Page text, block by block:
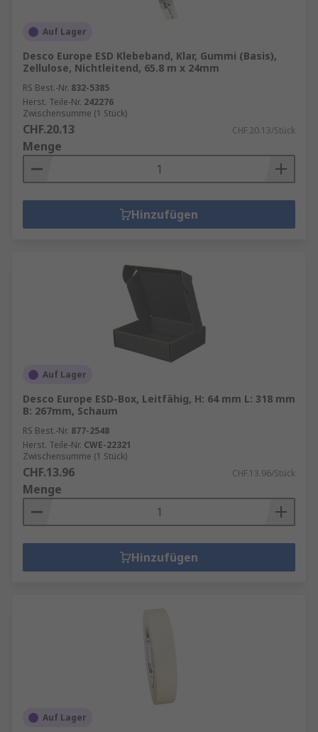
Auf Lager
Desco Europe ESD Klebeband, Klar, Gummi (Basis),
Zellulose, Nichtleitend, 65.8 m x 24mm
RS Best.-Nr. 832-5385
Herst. Teile-Nr. 242276
Zwischensumme (1 Stück)
CHF.20.13 CHF.20.13/Stück
Menge
Hinzufügen
Auf Lager
Desco Europe ESD-Box, Leitfähig, H: 64 mm L: 318 mm
B: 267mm, Schaum
RS Best.-Nr. 877-2548
Herst. Teile-Nr. CWE-22321
Zwischensumme (1 Stück)
CHF.13.96 CHF.13.96/Stück
Menge
Hinzufügen
Auf Lager